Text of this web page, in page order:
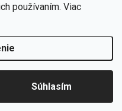
používaním. Viac
Súhlasím
vyhradené.Upraviť nastavenie